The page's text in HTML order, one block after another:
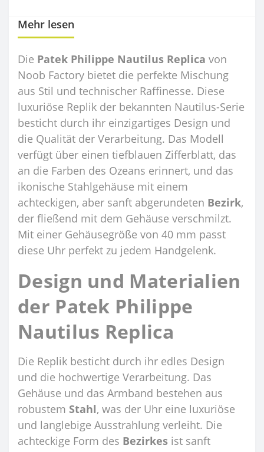
Mehr lesen
Die Patek Philippe Nautilus Replica von
Noob Factory bietet die perfekte Mischung
aus Stil und technischer Raffinesse. Diese
luxuriöse Replik der bekannten Nautilus-Serie
besticht durch ihr einzigartiges Design und
die Qualität der Verarbeitung. Das Modell
verfügt über einen tiefblauen Zifferblatt, das
an die Farben des Ozeans erinnert, und das
ikonische Stahlgehäuse mit einem
achteckigen, aber sanft abgerundeten Bezirk,
der fließend mit dem Gehäuse verschmilzt.
Mit einer Gehäusegröße von 40 mm passt
diese Uhr perfekt zu jedem Handgelenk.
Design und Materialien
der Patek Philippe
Nautilus Replica
Die Replik besticht durch ihr edles Design
und die hochwertige Verarbeitung. Das
Gehäuse und das Armband bestehen aus
robustem Stahl, was der Uhr eine luxuriöse
und langlebige Ausstrahlung verleiht. Die
achteckige Form des Bezirkes ist sanft